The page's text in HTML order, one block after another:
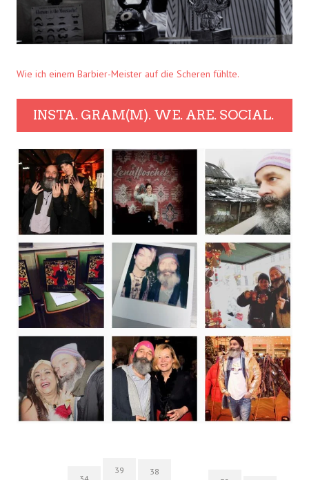
Wie ich einem Barbier-Meister auf die Scheren fühlte.
INSTA. GRAM(M). WE. ARE. SOCIAL.
39 38